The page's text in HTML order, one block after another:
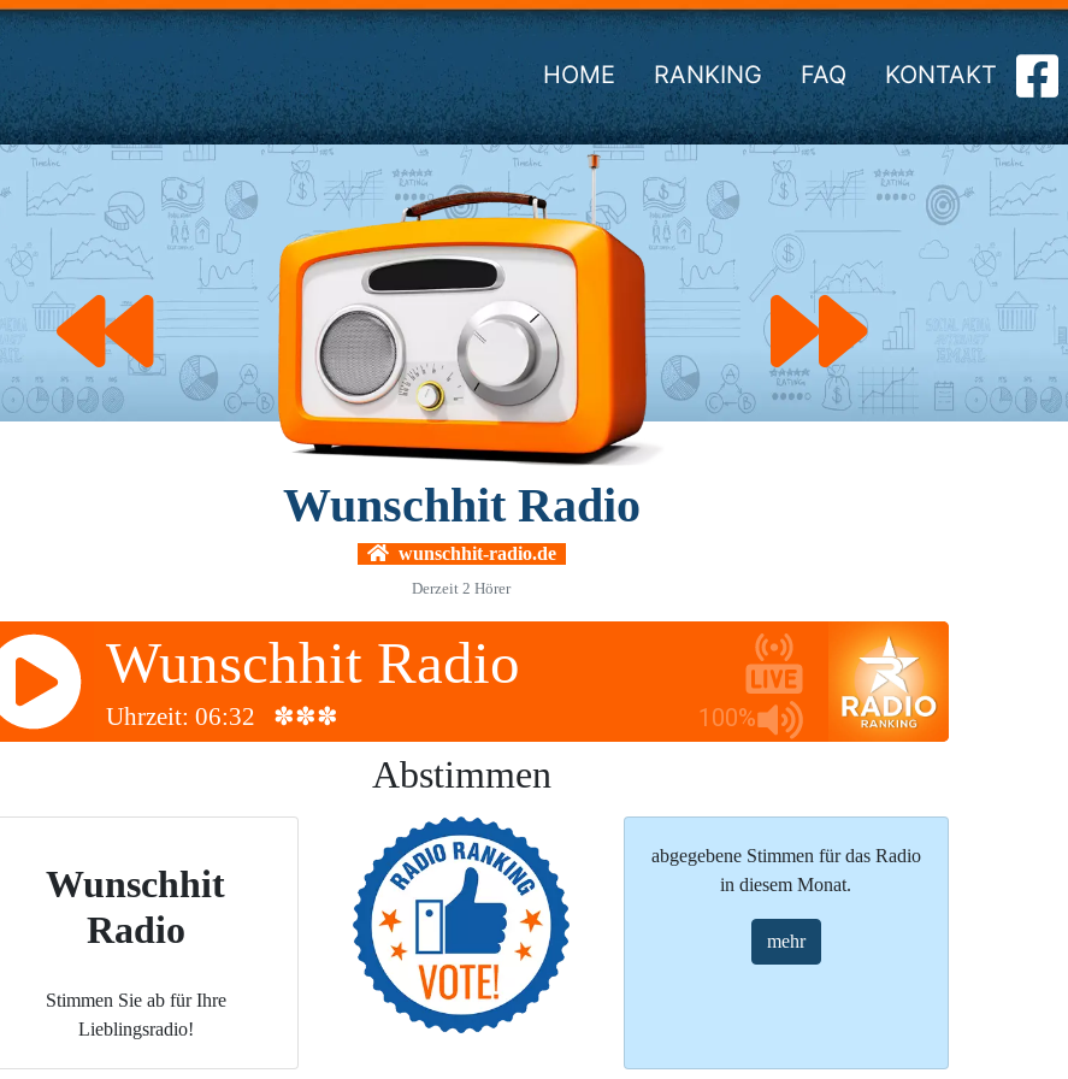
HOME RANKING FAQ KONTAKT
Wunschhit Radio
wunschhit-radio.de
Derzeit 2 Hörer
100%
Wunschhit Radio
Uhrzeit: 06:32 ✽✽✽
Abstimmen
Wunschhit
Radio
Stimmen Sie ab für Ihre
Lieblingsradio!
abgegebene Stimmen für das Radio
in diesem Monat.
mehr